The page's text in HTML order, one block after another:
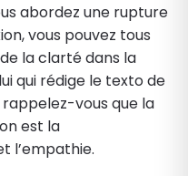
abordez une rupture
vous pouvez tous
la clarté dans la
qui rédige le texto de
vous que la
est la
l’empathie.